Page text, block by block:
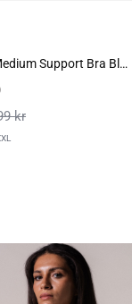
Essential Medium Support Bra Black
kr